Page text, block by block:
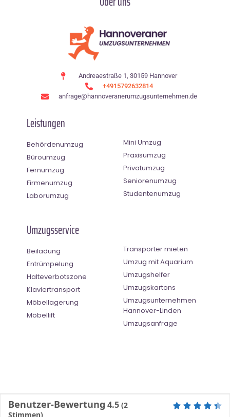
Andreaestraße 1, 30159 Hannover
+4915792632814
anfrage@hannoveranerumzugsunternehmen.de
Leistungen
Behördenumzug
Büroumzug
Fernumzug
Firmenumzug
Laborumzug
Mini Umzug
Praxisumzug
Privatumzug
Seniorenumzug
Studentenumzug
Umzugsservice
Beiladung
Entrümpelung
Halteverbotszone
Klaviertransport
Möbellagerung
Möbellift
Transporter mieten
Umzug mit Aquarium
Umzugshelfer
Umzugskartons
Umzugsunternehmen
Hannover-Linden
Umzugsanfrage
Benutzer-Bewertung 4.5 (2
Stimmen)